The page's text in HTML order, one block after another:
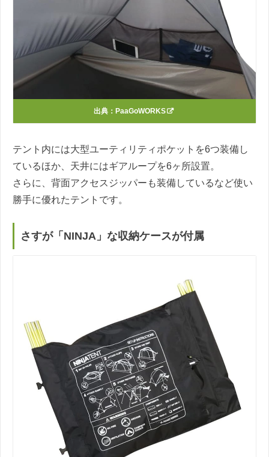
出典： PaaGoWORKS
テント内には大型ユーティリティポケットを6つ装備し
ているほか、天井にはギアループを6ヶ所設置。
さらに、背面アクセスジッパーも装備しているなど使い
勝手に優れたテントです。
さすが「NINJA」な収納ケースが付属